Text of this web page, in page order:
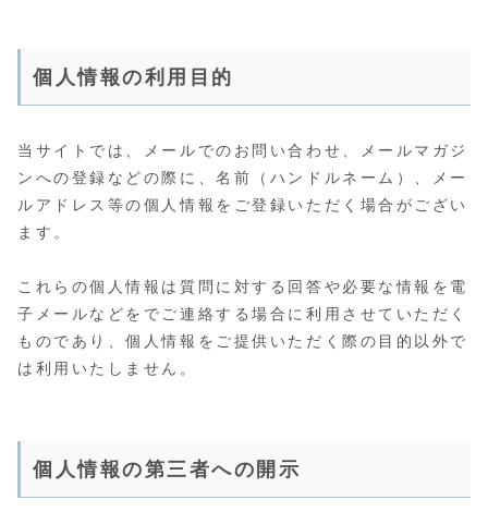
個人情報の利用目的
当サイトでは、メールでのお問い合わせ、メールマガジ
ンへの登録などの際に、名前（ハンドルネーム）、メー
ルアドレス等の個人情報をご登録いただく場合がござい
ます。
これらの個人情報は質問に対する回答や必要な情報を電
子メールなどをでご連絡する場合に利用させていただく
ものであり、個人情報をご提供いただく際の目的以外で
は利用いたしません。
個人情報の第三者への開示